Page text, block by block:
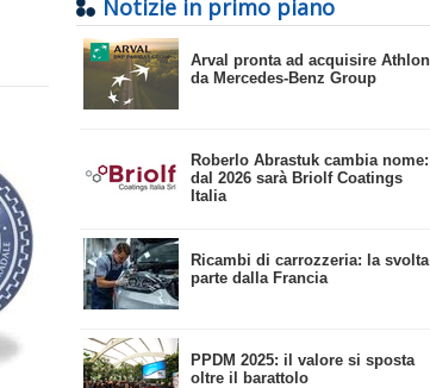
Notizie in primo piano
​Arval pronta ad acquisire Athlon
da Mercedes-Benz Group
​Roberlo Abrastuk cambia nome:
dal 2026 sarà Briolf Coatings
Italia
​Ricambi di carrozzeria: la svolta
parte dalla Francia
​PPDM 2025: il valore si sposta
oltre il barattolo